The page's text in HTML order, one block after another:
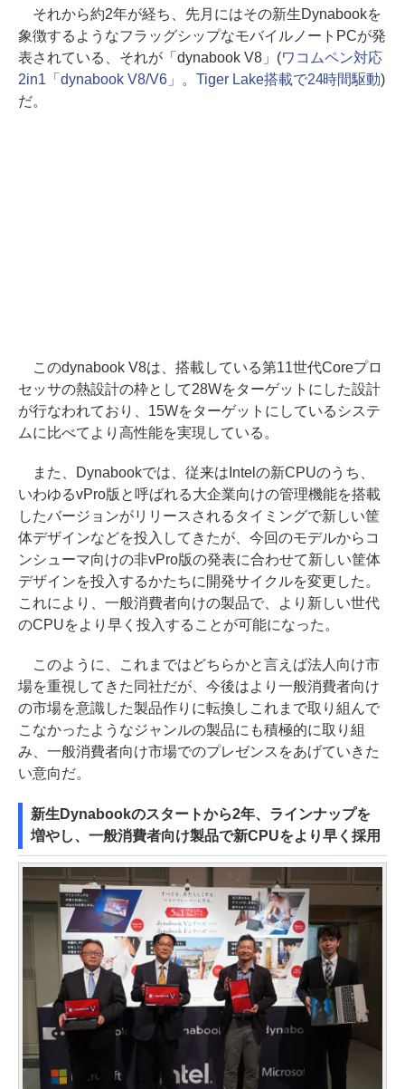
それから約2年が経ち、先月にはその新生Dynabookを
象徴するようなフラッグシップなモバイルノートPCが発
表されている、それが「dynabook V8」(ワコムペン対応
2in1「dynabook V8/V6」。Tiger Lake搭載で24時間駆動)
だ。
このdynabook V8は、搭載している第11世代Coreプロ
セッサの熱設計の枠として28Wをターゲットにした設計
が行なわれており、15Wをターゲットにしているシステ
ムに比べてより高性能を実現している。
また、Dynabookでは、従来はIntelの新CPUのうち、
いわゆるvPro版と呼ばれる大企業向けの管理機能を搭載
したバージョンがリリースされるタイミングで新しい筐
体デザインなどを投入してきたが、今回のモデルからコ
ンシューマ向けの非vPro版の発表に合わせて新しい筐体
デザインを投入するかたちに開発サイクルを変更した。
これにより、一般消費者向けの製品で、より新しい世代
のCPUをより早く投入することが可能になった。
このように、これまではどちらかと言えば法人向け市
場を重視してきた同社だが、今後はより一般消費者向け
の市場を意識した製品作りに転換しこれまで取り組んで
こなかったようなジャンルの製品にも積極的に取り組
み、一般消費者向け市場でのプレゼンスをあげていきた
い意向だ。
新生Dynabookのスタートから2年、ラインナップを
増やし、一般消費者向け製品で新CPUをより早く採用